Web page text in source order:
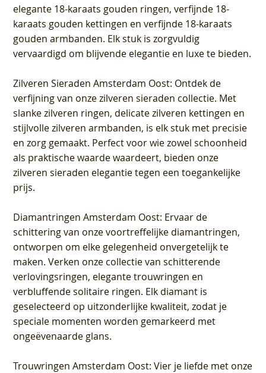
elegante 18-karaats gouden ringen, verfijnde 18-
karaats gouden kettingen en verfijnde 18-karaats
gouden armbanden. Elk stuk is zorgvuldig
vervaardigd om blijvende elegantie en luxe te bieden.
Zilveren Sieraden Amsterdam Oost: Ontdek de
verfijning van onze zilveren sieraden collectie. Met
slanke zilveren ringen, delicate zilveren kettingen en
stijlvolle zilveren armbanden, is elk stuk met precisie
en zorg gemaakt. Perfect voor wie zowel schoonheid
als praktische waarde waardeert, bieden onze
zilveren sieraden elegantie tegen een toegankelijke
prijs.
Diamantringen Amsterdam Oost: Ervaar de
schittering van onze voortreffelijke diamantringen,
ontworpen om elke gelegenheid onvergetelijk te
maken. Verken onze collectie van schitterende
verlovingsringen, elegante trouwringen en
verbluffende solitaire ringen. Elk diamant is
geselecteerd op uitzonderlijke kwaliteit, zodat je
speciale momenten worden gemarkeerd met
ongeëvenaarde glans.
Trouwringen Amsterdam Oost: Vier je liefde met onze